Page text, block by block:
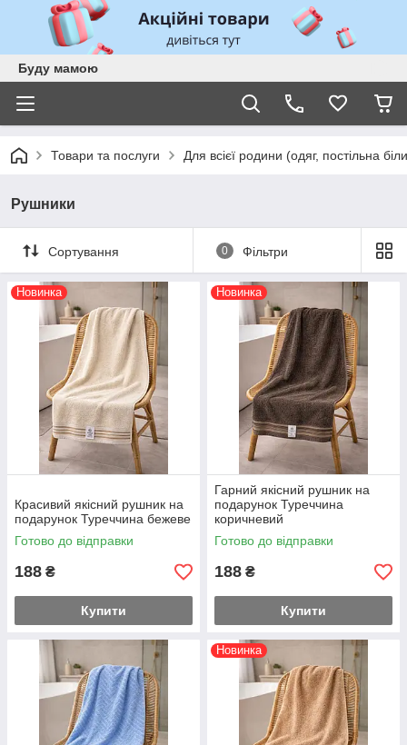
Буду мамою
Товари та послуги Для всієї родини (одяг, постільна
Рушники
Сортування 0 Фільтри
Новинка
Красивий якісний рушник на
подарунок Туреччина бежеве
Готово до відправки
188 ₴
Купити
Новинка
Гарний якісний рушник на
подарунок Туреччина
коричневий
Готово до відправки
188 ₴
Купити
Новинка